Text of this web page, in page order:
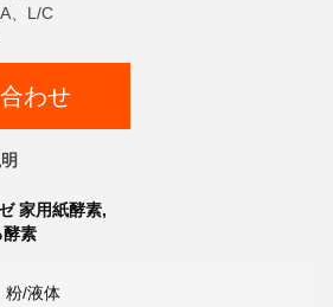
、L/C
わせ
家用紙酵素,
酵素
粉/液体